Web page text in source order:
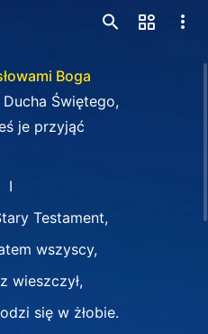
Boga
Świętego,
je przyjąć
Ⅰ
Testament,
wszyscy,
wieszczył,
się w żłobie.